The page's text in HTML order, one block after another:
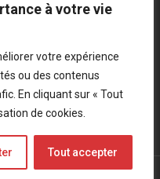
à votre vie
votre expérience
ou des contenus
En cliquant sur « Tout
de cookies.
Tout accepter
- 2022